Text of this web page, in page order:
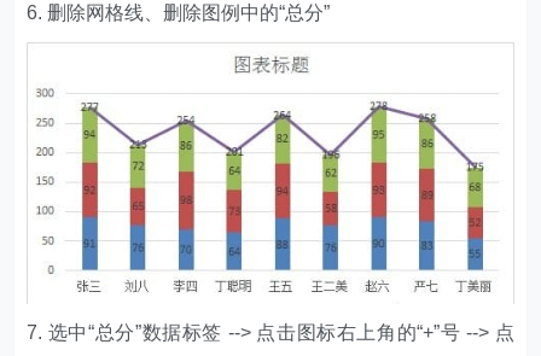
6. 删除网格线、删除图例中的“总分”
7. 选中“总分”数据标签 --> 点击图标右上角的“+”号 --> 点